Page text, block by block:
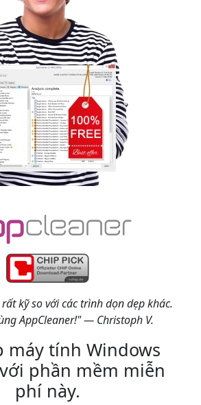
kỹ so với các trình dọn dẹp khác.
AppCleaner!" — Christoph V.
máy tính Windows
phần mềm miễn
phí này.